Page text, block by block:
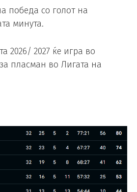
победа со голот на
минута.
2026/ 2027 ќе игра во
пласман во Лигата на